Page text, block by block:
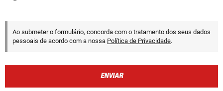
Ao submeter o formulário, concorda com o tratamento dos seus dados
pessoais de acordo com a nossa Política de Privacidade.
ENVIAR